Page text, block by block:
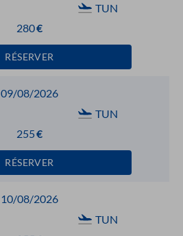
TUN
280€
RÉSERVER
09/08/2026
TUN
255€
RÉSERVER
10/08/2026
TUN